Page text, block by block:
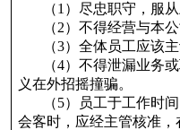
（1 ）尽忠职守，服
（2）不得经营与本
（3）全体员工应该
（4）不得泄漏业务
义在外招摇撞骗。
（5）员工于工作时
会客时，应经主管核准